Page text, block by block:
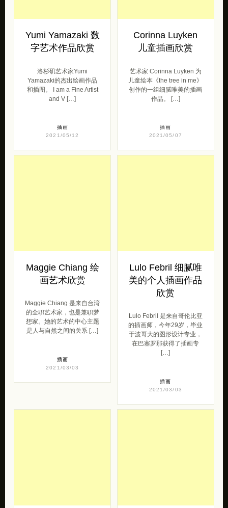
Yumi Yamazaki 数
字艺术作品欣赏
洛杉矶艺术家Yumi
Yamazaki的杰出绘画作品
和插图。 I am a Fine Artist
and V […]
插画
2021/05/12
Corinna Luyken
儿童插画欣赏
艺术家 Corinna Luyken 为
儿童绘本《the tree in me》
创作的一组细腻唯美的插画
作品。 […]
插画
2021/05/07
Maggie Chiang 绘
画艺术欣赏
Maggie Chiang 是来自台湾
的全职艺术家，也是兼职梦
想家。她的艺​​术的中心主题
是人与自然之间的关系 […]
插画
2021/03/03
Lulo Febril 细腻唯
美的个人插画作品
欣赏
Lulo Febril 是来自哥伦比亚
的插画师，今年29岁，毕业
于波哥大的图形设计专业，
在巴塞罗那获得了插画专
[…]
插画
2021/03/03